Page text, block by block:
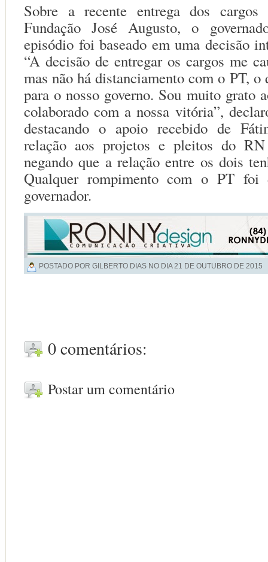
Sobre a recente entrega dos
Fundação José Augusto, o
episódio foi baseado em uma decisão
“A decisão de entregar os cargos me
mas não há distanciamento com o PT,
para o nosso governo. Sou muito grato
colaborado com a nossa vitória”,
destacando o apoio recebido de
relação aos projetos e pleitos do
negando que a relação entre os dois
Qualquer rompimento com o PT foi
governador.
POSTADO POR GILBERTO DIAS NO DIA21 DE OUTUBRO DE 2015
0 comentários:
Postar um comentário